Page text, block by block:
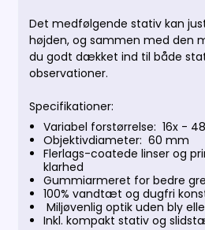
Det medfølgende stativ kan
højden, og sammen med den
du godt dækket ind til både
observationer.
Specifikationer:
Variabel forstørrelse: 16x -
Objektivdiameter: 60 mm
Flerlags-coatede linser og
klarhed
Gummiarmeret for bedre
100% vandtæt og dugfri
Miljøvenlig optik uden bly
Inkl. kompakt stativ og